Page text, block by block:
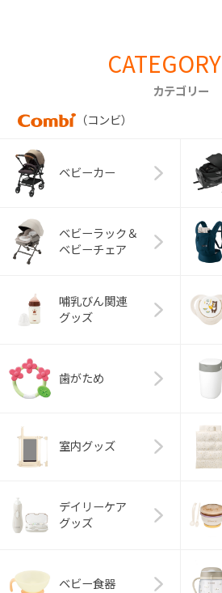
CATEGORY
カテゴリー
（コンビ）
ベビーカー
ベビーラック＆
ベビーチェア
哺乳びん関連
グッズ
歯がため
室内グッズ
デイリーケア
グッズ
ベビー食器